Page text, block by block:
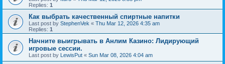
Replies: 1
Как выбрать качественный спиртные напитки
Last post by StephenVek « Thu Mar 12, 2026 4:35 am
Replies: 1
Начните выигрывать в Анлим Казино: Лидирующий
игровые сессии.
Last post by LewisPut « Sun Mar 08, 2026 4:04 am